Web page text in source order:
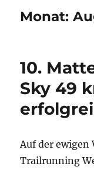
Monat:
10.
Sky 49
Auf der ewigen
Trailrunning